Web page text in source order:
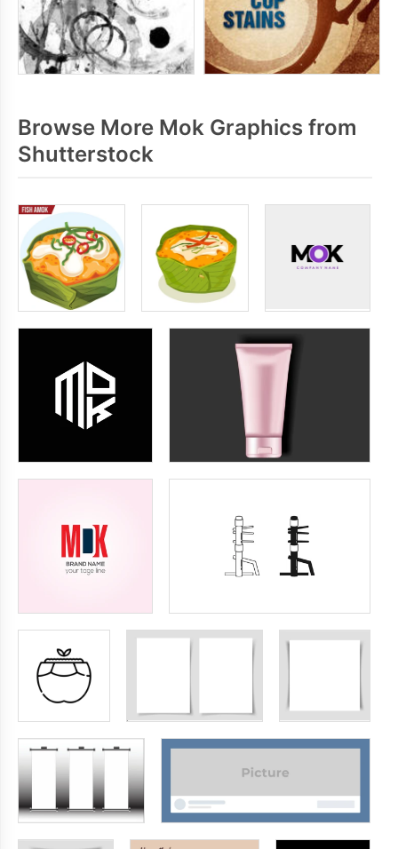
Browse More Mok Graphics from
Shutterstock